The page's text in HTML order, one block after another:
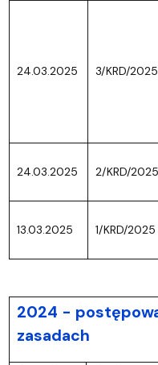
24.03.2025 3/KRD/2025
24.03.2025 2/KRD/2025
13.03.2025 1/KRD/2025
2024 -
zasadach